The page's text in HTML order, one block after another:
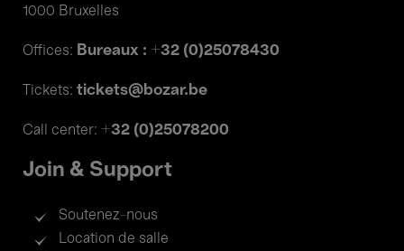
1000 Bruxelles
Offices: Bureaux : +32 (0)25078430
Tickets: tickets@bozar.be
Call center: +32 (0)25078200
Join & Support
Soutenez-nous
Location de salle